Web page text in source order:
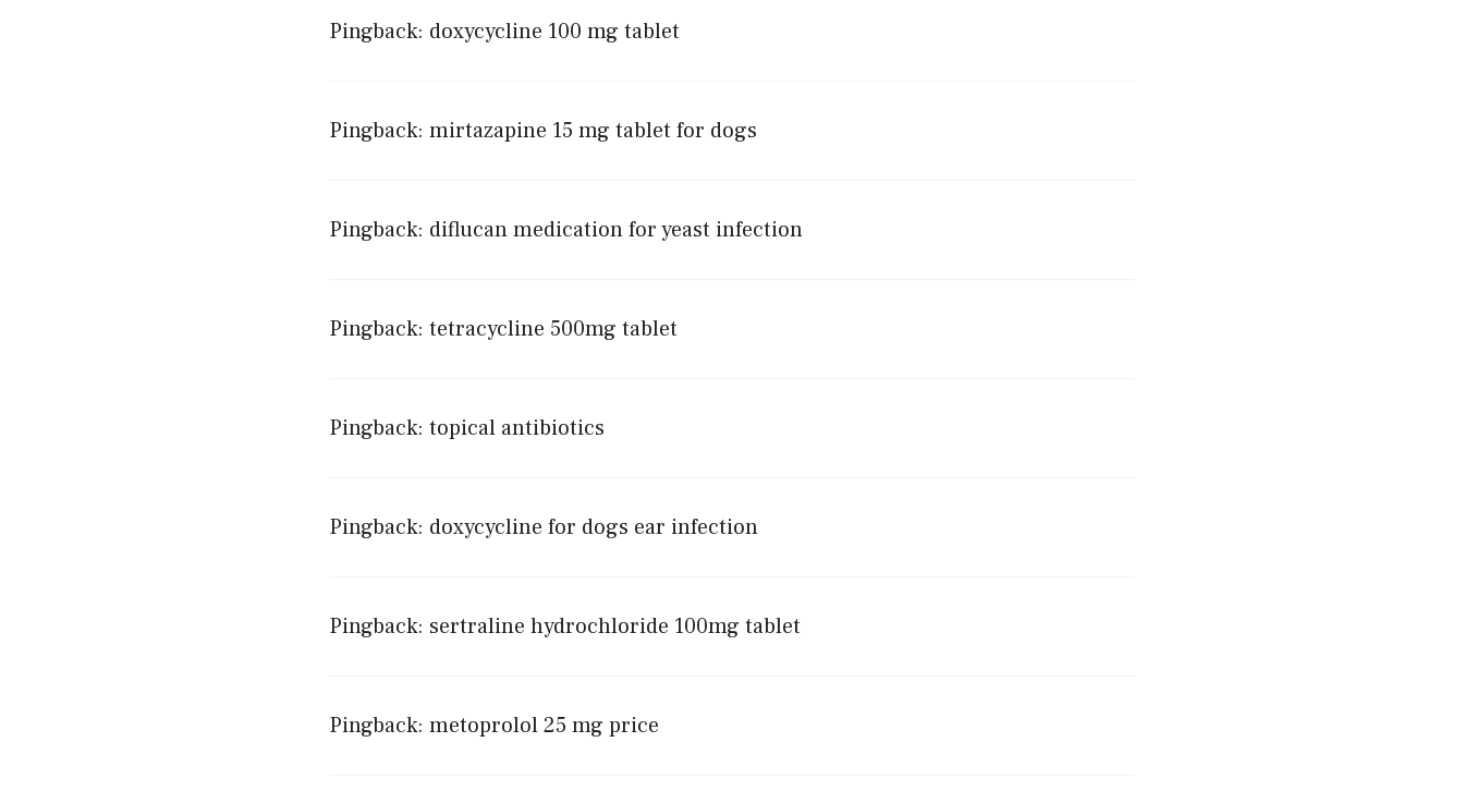
Pingback: doxycycline 100 mg tablet
Pingback: mirtazapine 15 mg tablet for dogs
Pingback: diflucan medication for yeast infection
Pingback: tetracycline 500mg tablet
Pingback: topical antibiotics
Pingback: doxycycline for dogs ear infection
Pingback: sertraline hydrochloride 100mg tablet
Pingback: metoprolol 25 mg price